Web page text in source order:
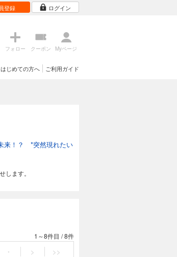
登録 ログイン
フォロー クーポン Myページ
ご利用ガイド
はじめての方へ
来！？ *突然現れたい
します。
1～8件目 /8件
・ > >>